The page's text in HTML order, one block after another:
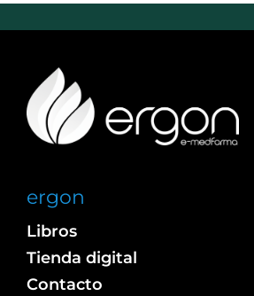
ergon
Libros
Tienda digital
Contacto